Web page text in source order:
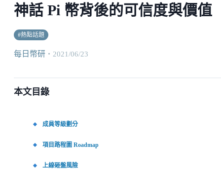
神話 Pi 幣背後的可信度與價值
#熱點話題
每日幣研 ・ 2021/06/23
本文目錄
成員等級劃分
項目路程圖 Roadmap
上線砸盤風險